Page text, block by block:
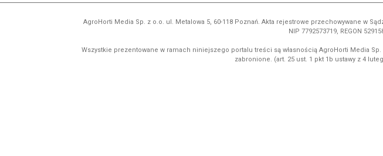
AgroHorti Media Sp. z o.o. ul. Metalowa 5, 60-118 Poznań. Akta rejestrowe przechowywane w
NIP 7792573719, REGON
Wszystkie prezentowane w ramach niniejszego portalu treści są własnością AgroHorti Media
zabronione. (art. 25 ust. 1 pkt 1b ustawy z 4